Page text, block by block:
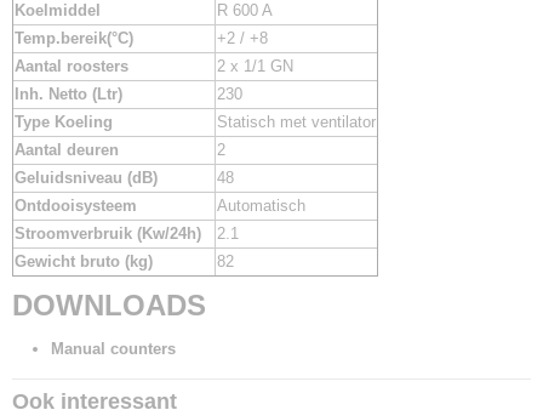
Koelmiddel
R 600 A
Temp.bereik(°C)
+2 / +8
Aantal roosters
2 x 1/1 GN
Inh. Netto (Ltr)
230
Type Koeling
Statisch met ventilator
Aantal deuren
2
Geluidsniveau (dB)
48
Ontdooisysteem
Automatisch
Stroomverbruik (Kw/24h)
2.1
Gewicht bruto (kg)
82
DOWNLOADS
Manual counters
Ook interessant